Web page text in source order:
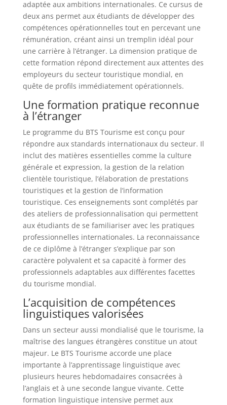
adaptée aux ambitions internationales. Ce cursus de
deux ans permet aux étudiants de développer des
compétences opérationnelles tout en percevant une
rémunération, créant ainsi un tremplin idéal pour
une carrière à l’étranger. La dimension pratique de
cette formation répond directement aux attentes des
employeurs du secteur touristique mondial, en
quête de profils immédiatement opérationnels.
Une formation pratique reconnue
à l’étranger
Le programme du BTS Tourisme est conçu pour
répondre aux standards internationaux du secteur. Il
inclut des matières essentielles comme la culture
générale et expression, la gestion de la relation
clientèle touristique, l’élaboration de prestations
touristiques et la gestion de l’information
touristique. Ces enseignements sont complétés par
des ateliers de professionnalisation qui permettent
aux étudiants de se familiariser avec les pratiques
professionnelles internationales. La reconnaissance
de ce diplôme à l’étranger s’explique par son
caractère polyvalent et sa capacité à former des
professionnels adaptables aux différentes facettes
du tourisme mondial.
L’acquisition de compétences
linguistiques valorisées
Dans un secteur aussi mondialisé que le tourisme, la
maîtrise des langues étrangères constitue un atout
majeur. Le BTS Tourisme accorde une place
importante à l’apprentissage linguistique avec
plusieurs heures hebdomadaires consacrées à
l’anglais et à une seconde langue vivante. Cette
formation linguistique intensive permet aux